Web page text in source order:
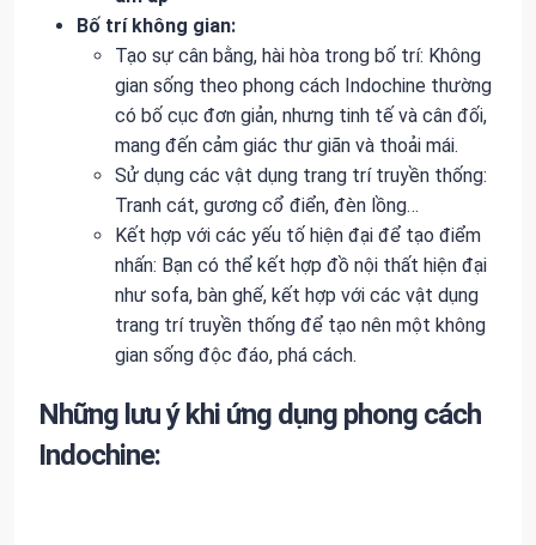
Bố trí không gian:
Tạo sự cân bằng, hài hòa trong bố trí: Không
gian sống theo phong cách Indochine thường
có bố cục đơn giản, nhưng tinh tế và cân đối,
mang đến cảm giác thư giãn và thoải mái.
Sử dụng các vật dụng trang trí truyền thống:
Tranh cát, gương cổ điển, đèn lồng…
Kết hợp với các yếu tố hiện đại để tạo điểm
nhấn: Bạn có thể kết hợp đồ nội thất hiện đại
như sofa, bàn ghế, kết hợp với các vật dụng
trang trí truyền thống để tạo nên một không
gian sống độc đáo, phá cách.
Những lưu ý khi ứng dụng phong cách
Indochine: